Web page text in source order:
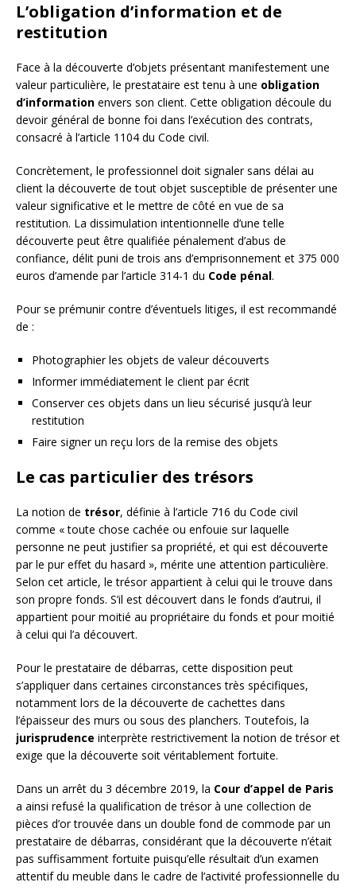
L’obligation d’information et de
restitution
Face à la découverte d’objets présentant manifestement une
valeur particulière, le prestataire est tenu à une obligation
d’information envers son client. Cette obligation découle du
devoir général de bonne foi dans l’exécution des contrats,
consacré à l’article 1104 du Code civil.
Concrètement, le professionnel doit signaler sans délai au
client la découverte de tout objet susceptible de présenter une
valeur significative et le mettre de côté en vue de sa
restitution. La dissimulation intentionnelle d’une telle
découverte peut être qualifiée pénalement d’abus de
confiance, délit puni de trois ans d’emprisonnement et 375 000
euros d’amende par l’article 314-1 du Code pénal.
Pour se prémunir contre d’éventuels litiges, il est recommandé
de :
Photographier les objets de valeur découverts
Informer immédiatement le client par écrit
Conserver ces objets dans un lieu sécurisé jusqu’à leur
restitution
Faire signer un reçu lors de la remise des objets
Le cas particulier des trésors
La notion de trésor, définie à l’article 716 du Code civil
comme « toute chose cachée ou enfouie sur laquelle
personne ne peut justifier sa propriété, et qui est découverte
par le pur effet du hasard », mérite une attention particulière.
Selon cet article, le trésor appartient à celui qui le trouve dans
son propre fonds. S’il est découvert dans le fonds d’autrui, il
appartient pour moitié au propriétaire du fonds et pour moitié
à celui qui l’a découvert.
Pour le prestataire de débarras, cette disposition peut
s’appliquer dans certaines circonstances très spécifiques,
notamment lors de la découverte de cachettes dans
l’épaisseur des murs ou sous des planchers. Toutefois, la
jurisprudence interprète restrictivement la notion de trésor et
exige que la découverte soit véritablement fortuite.
Dans un arrêt du 3 décembre 2019, la Cour d’appel de Paris
a ainsi refusé la qualification de trésor à une collection de
pièces d’or trouvée dans un double fond de commode par un
prestataire de débarras, considérant que la découverte n’était
pas suffisamment fortuite puisqu’elle résultait d’un examen
attentif du meuble dans le cadre de l’activité professionnelle du